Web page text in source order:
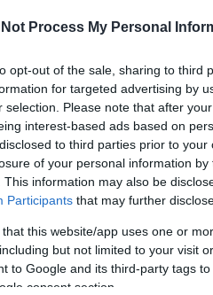
Not Process My Personal
opt-out of the sale, sharing to third
for targeted advertising by
selection. Please note that after
interest-based ads based on
to third parties prior to
of your personal information
This information may also be
Participants that may further
that this website/app uses one or
but not limited to your visit
to Google and its third-party tags
consent section.
για όλους τους υπόλοιπους
ας κάνουμε μπίζνες